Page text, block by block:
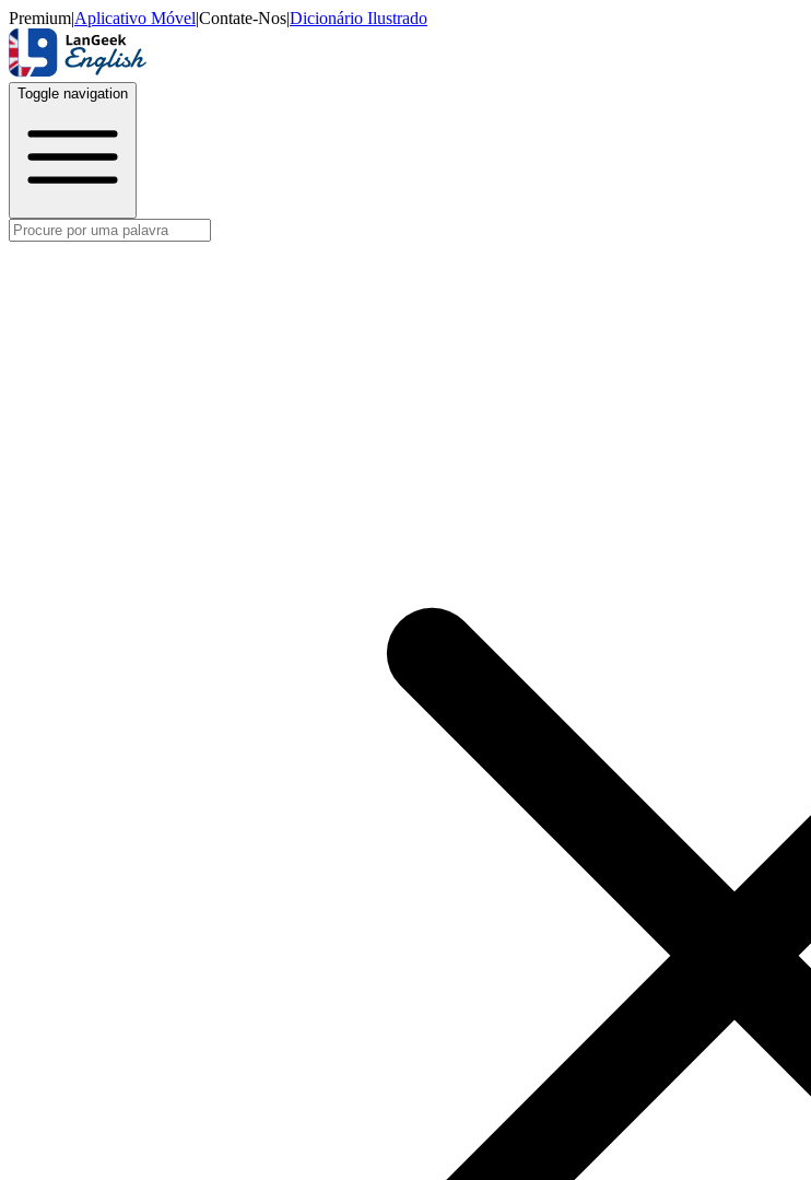
Premium|Aplicativo Móvel|Contate-Nos|Dicionário Ilustrado
Toggle navigation